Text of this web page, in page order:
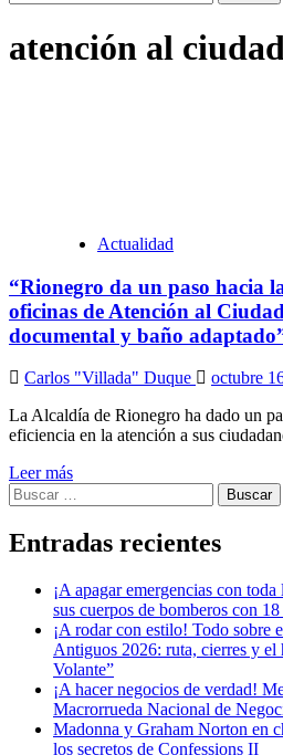
atención al
Actualidad
“Rionegro da un paso hacia
oficinas de Atención al
documental y baño
Carlos "Villada" Duque
octubre
La Alcaldía de Rionegro ha dado un
eficiencia en la atención a sus
Leer más
Buscar:
Entradas recientes
¡A apagar emergencias con
sus cuerpos de bomberos con
¡A rodar con estilo! Todo sobre
Antiguos 2026: ruta, cierres y el
Volante”
¡A hacer negocios de verdad!
Macrorrueda Nacional de
Madonna y Graham Norton en
los secretos de Confessions II